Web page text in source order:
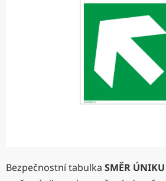
Bezpečnostní tabulka SMĚR ÚNIKU